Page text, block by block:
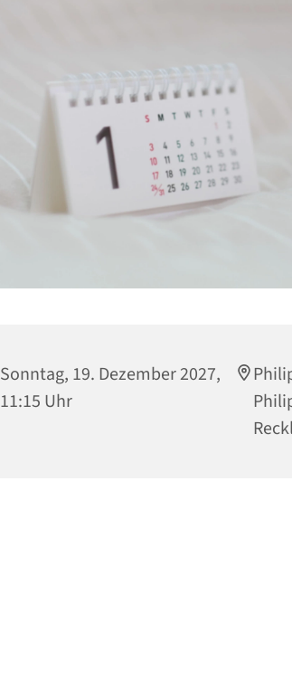
Sonntag, 19. Dezember 2027,
11:15 Uhr